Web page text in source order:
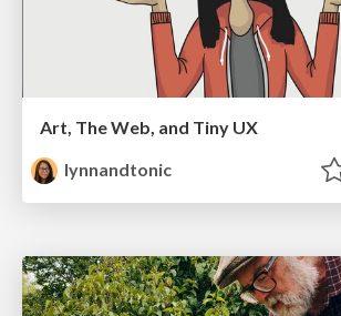
Art, The Web, and Tiny UX
lynnandtonic